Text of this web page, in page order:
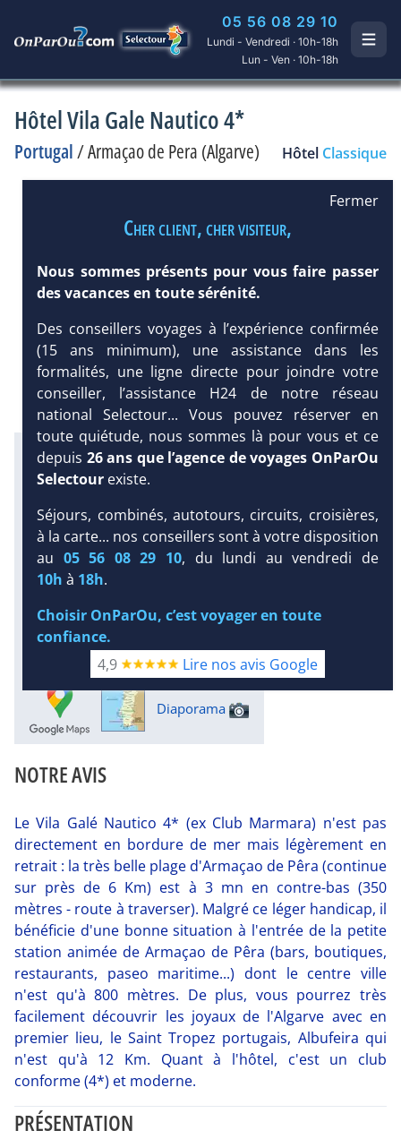
05 56 08 29 10
Lundi - Vendredi · 10h-18h
Lun - Ven · 10h-18h
Hôtel Vila Gale Nautico 4*
Portugal/Armaçao de Pera (Algarve) Hôtel Classique
DEMANDE
DEVIS /
RÉSERVATION
Infos météo :
27 °C
14 mm
Dist.
Distance:
350 m
Long.
Longueur:
6 km
Équipement :
6 km
Infos golfs :
dont le plus proche à 8 km de
Diaporama
NOTRE AVIS
Le Vila Galé Nautico 4* (ex Club Marmara) n'est pas
directement en bordure de mer mais légèrement en
retrait : la très belle plage d'Armaçao de Pêra (continue
sur près de 6 Km) est à 3 mn en contre-bas (350
mètres - route à traverser). Malgré ce léger handicap, il
bénéficie d'une bonne situation à l'entrée de la petite
station animée de Armaçao de Pêra (bars, boutiques,
restaurants, paseo maritime...) dont le centre ville
n'est qu'à 800 mètres. De plus, vous pourrez très
facilement découvrir les joyaux de l'Algarve avec en
premier lieu, le Saint Tropez portugais, Albufeira qui
n'est qu'à 12 Km. Quant à l'hôtel, c'est un club
conforme (4*) et moderne.
PRÉSENTATION
Fermer
Cher client, cher visiteur,
Nous sommes présents pour vous faire passer
des vacances en toute sérénité.
Des conseillers voyages à l’expérience confirmée
(15 ans minimum), une assistance dans les
formalités, une ligne directe pour joindre votre
conseiller, l’assistance H24 de notre réseau
national Selectour... Vous pouvez réserver en
toute quiétude, nous sommes là pour vous et ce
depuis 26 ans que l’agence de voyages OnParOu
Selectour existe.
Séjours, combinés, autotours, circuits, croisières,
à la carte... nos conseillers sont à votre disposition
au 05 56 08 29 10, du lundi au vendredi de
10h à 18h.
Choisir OnParOu, c’est voyager en toute
confiance.
4,9
Lire nos avis Google